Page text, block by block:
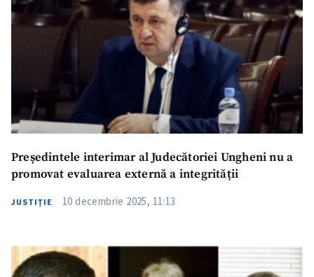
Președintele interimar al Judecătoriei Ungheni nu a
promovat evaluarea externă a integrității
JUSTIȚIE 10 decembrie 2025, 11:13